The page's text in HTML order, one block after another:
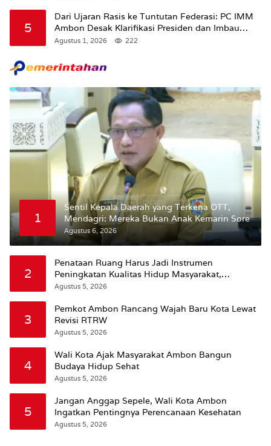
5
Dari Ujaran Rasis ke Tuntutan Federasi: PC IMM
Ambon Desak Klarifikasi Presiden dan Imbau
Tunda Pengibaran Bendera Merah Putih Di
Agustus 1, 2026 222
1
Sentil Kepala Daerah yang Terkena OTT,
Mendagri: Mereka Bukan Anak Kemarin Sore
Agustus 6, 2026
2
Penataan Ruang Harus Jadi Instrumen
Peningkatan Kualitas Hidup Masyarakat,
Wattimena: Revisi RT-RW Ditetapkan Pemkot
Agustus 5, 2026
3
Pemkot Ambon Rancang Wajah Baru Kota Lewat
Revisi RTRW
Agustus 5, 2026
4
Wali Kota Ajak Masyarakat Ambon Bangun
Budaya Hidup Sehat
Agustus 5, 2026
5
Jangan Anggap Sepele, Wali Kota Ambon
Ingatkan Pentingnya Perencanaan Kesehatan
Agustus 5, 2026